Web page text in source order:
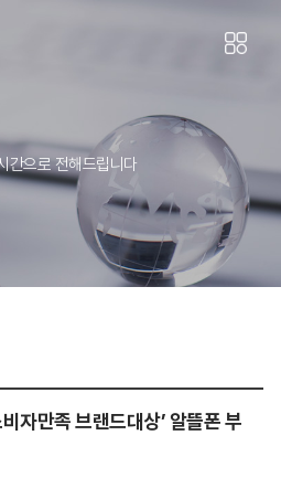
간으로 전해드립니다
자만족 브랜드대상’ 알뜰폰 부